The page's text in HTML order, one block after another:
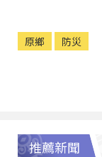
原鄉 防災
推薦新聞